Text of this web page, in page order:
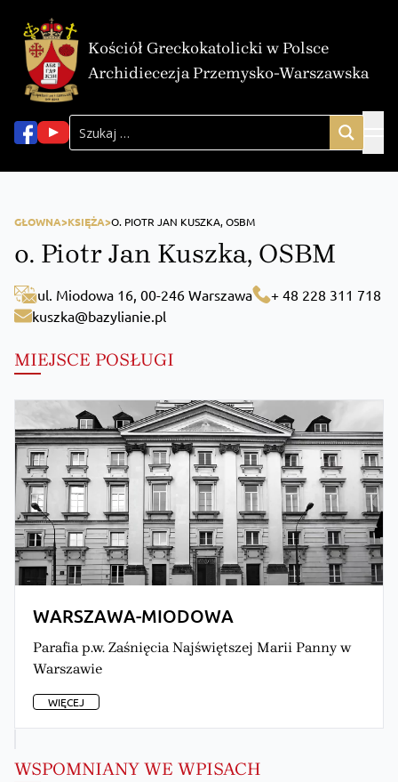
Kościół Greckokatolicki w Polsce
Archidiecezja Przemysko-Warszawska
GŁOWNA>KSIĘŻA>O. PIOTR JAN KUSZKA, OSBM
o. Piotr Jan Kuszka, OSBM
ul. Miodowa 16, 00-246 Warszawa
+ 48 228 311 718
kuszka@bazylianie.pl
MIEJSCE POSŁUGI
WARSZAWA-MIODOWA
Parafia p.w. Zaśnięcia Najświętszej Marii Panny w
Warszawie
WIĘCEJ
WSPOMNIANY WE WPISACH